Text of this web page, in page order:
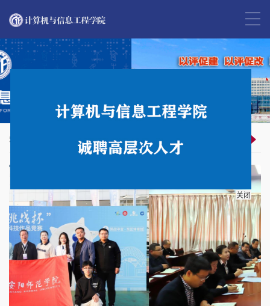
关闭
学院新闻